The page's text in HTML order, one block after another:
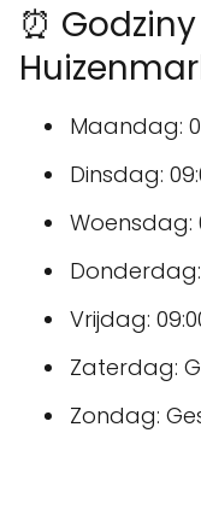
⏰
Maandag:
Dinsdag:
Woensdag:
Donderdag:
Vrijdag:
Zaterdag:
Zondag: